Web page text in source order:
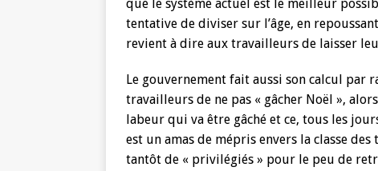
que le système actuel est le meilleur
tentative de diviser sur l’âge, en
revient à dire aux travailleurs de laisser
Le gouvernement fait aussi son calcul par
travailleurs de ne pas « gâcher Noël »,
labeur qui va être gâché et ce, tous les
est un amas de mépris envers la classe
tantôt de « privilégiés » pour le peu de